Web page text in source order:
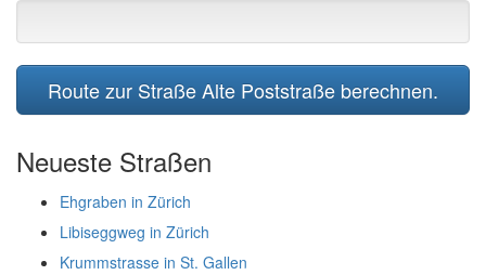
Route zur Straße Alte Poststraße berechnen.
Neueste Straßen
Ehgraben in Zürich
Libiseggweg in Zürich
Krummstrasse in St. Gallen